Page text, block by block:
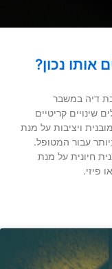
אותו נכון?
דיה במשבר
שינויים קריטיים
ויציבות על מנת
עבור המטופל.
חיונית על מנת
פיזי.